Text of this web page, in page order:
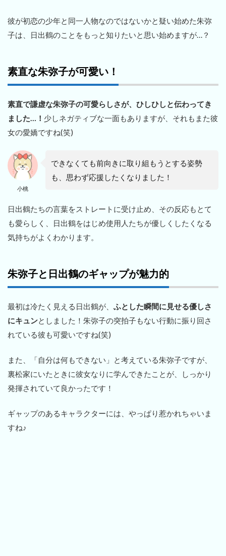
彼が初恋の少年と同一人物なのではないかと疑い始めた朱弥
子は、日出鶴のことをもっと知りたいと思い始めますが…？
素直な朱弥子が可愛い！
素直で謙虚な朱弥子の可愛らしさが、ひしひしと伝わってき
ました…！ 少しネガティブな一面もありますが、それもまた彼
女の愛嬌ですね(笑)
小桃
できなくても前向きに取り組もうとする姿勢
も、思わず応援したくなりました！
日出鶴たちの言葉をストレートに受け止め、その反応もとて
も愛らしく、日出鶴をはじめ使用人たちが優しくしたくなる
気持ちがよくわかります。
朱弥子と日出鶴のギャップが魅力的
最初は冷たく見える日出鶴が、 ふとした瞬間に見せる優しさ
にキュンとしました！朱弥子の突拍子もない行動に振り回さ
れている彼も可愛いですね(笑)
また、「自分は何もできない」と考えている朱弥子ですが、
裏松家にいたときに彼女なりに学んできたことが、しっかり
発揮されていて良かったです！
ギャップのあるキャラクターには、やっぱり惹かれちゃいま
すね♪